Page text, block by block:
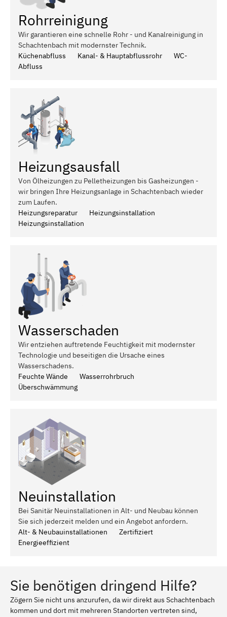
Rohrreinigung
Wir garantieren eine schnelle Rohr - und Kanalreinigung in
Schachtenbach mit modernster Technik.
Küchenabfluss
Kanal- & Hauptabflussrohr
WC-
Abfluss
Heizungsausfall
Von Ölheizungen zu Pelletheizungen bis Gasheizungen -
wir bringen Ihre Heizungsanlage in Schachtenbach wieder
zum Laufen.
Heizungsreparatur
Heizungsinstallation
Heizungsinstallation
Wasserschaden
Wir entziehen auftretende Feuchtigkeit mit modernster
Technologie und beseitigen die Ursache eines
Wasserschadens.
Feuchte Wände
Wasserrohrbruch
Überschwämmung
Neuinstallation
Bei Sanitär Neuinstallationen in Alt- und Neubau können
Sie sich jederzeit melden und ein Angebot anfordern.
Alt- & Neubauinstallationen
Zertifiziert
Energieeffizient
Sie benötigen dringend Hilfe?
Zögern Sie nicht uns anzurufen, da wir direkt aus Schachtenbach
kommen und dort mit mehreren Standorten vertreten sind,